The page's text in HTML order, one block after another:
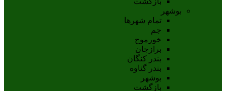
بوشهر
تمام شهر‌ها
جم
خورموج
برازجان
بندر کنگان
بندر گناوه
بوشهر
بازگشت